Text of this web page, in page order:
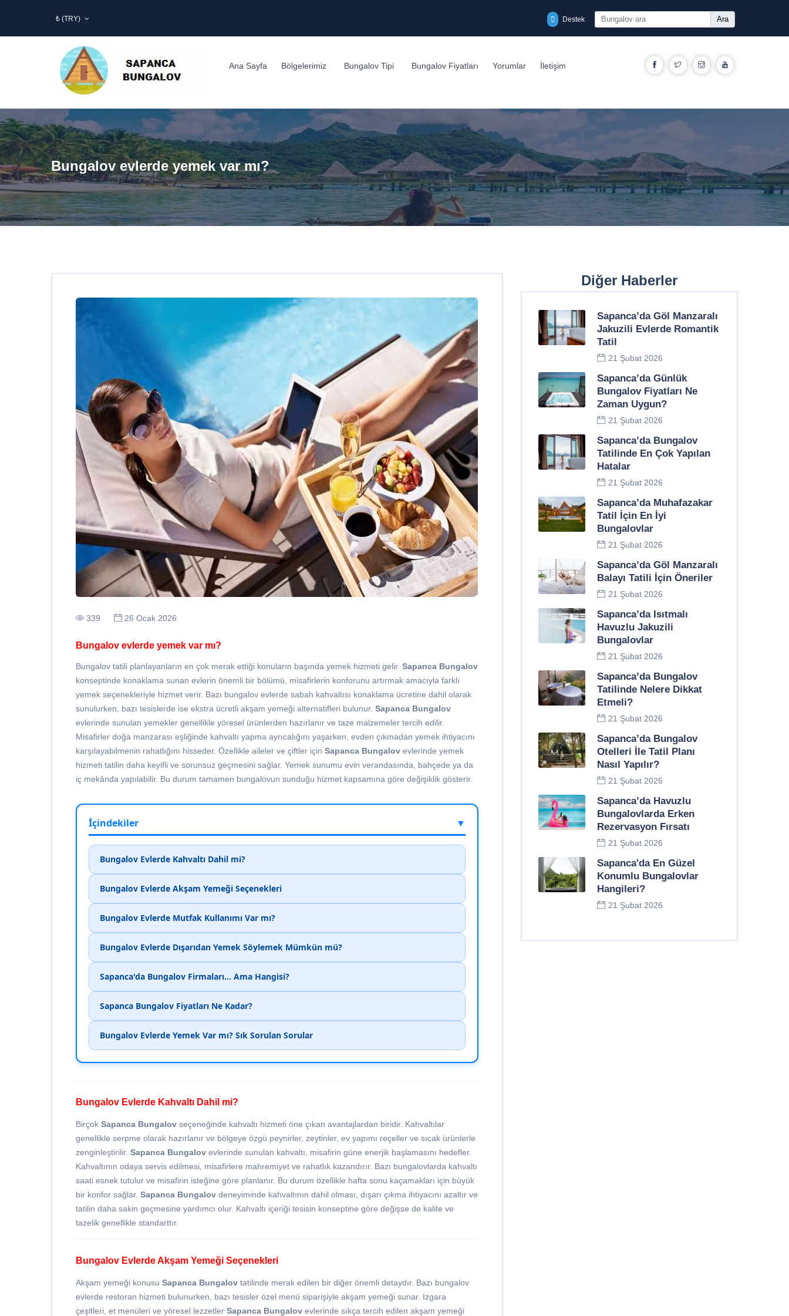
₺ (TRY) Destek Ara
Ana Sayfa Bölgelerimiz Bungalov Tipi Bungalov Fiyatları Yorumlar İletişim FacebookTwitter Instagram
Bungalov evlerde yemek var mı?
339 26 Ocak 2026
Bungalov evlerde yemek var mı?
Bungalov tatili planlayanların en çok merak ettiği konuların başında yemek hizmeti gelir. Sapanca Bungalov
konseptinde konaklama sunan evlerin önemli bir bölümü, misafirlerin konforunu artırmak amacıyla farklı
yemek seçenekleriyle hizmet verir. Bazı bungalov evlerde sabah kahvaltısı konaklama ücretine dahil olarak
sunulurken, bazı tesislerde ise ekstra ücretli akşam yemeği alternatifleri bulunur. Sapanca Bungalov
evlerinde sunulan yemekler genellikle yöresel ürünlerden hazırlanır ve taze malzemeler tercih edilir.
Misafirler doğa manzarası eşliğinde kahvaltı yapma ayrıcalığını yaşarken, evden çıkmadan yemek ihtiyacını
karşılayabilmenin rahatlığını hisseder. Özellikle aileler ve çiftler için Sapanca Bungalov evlerinde yemek
hizmeti tatilin daha keyifli ve sorunsuz geçmesini sağlar. Yemek sunumu evin verandasında, bahçede ya da
iç mekânda yapılabilir. Bu durum tamamen bungalovun sunduğu hizmet kapsamına göre değişiklik gösterir.
İçindekiler ▼
Bungalov Evlerde Kahvaltı Dahil mi?
Bungalov Evlerde Akşam Yemeği Seçenekleri
Bungalov Evlerde Mutfak Kullanımı Var mı?
Bungalov Evlerde Dışarıdan Yemek Söylemek Mümkün mü?
Sapanca'da Bungalov Firmaları… Ama Hangisi?
Sapanca Bungalov Fiyatları Ne Kadar?
Bungalov Evlerde Yemek Var mı? Sık Sorulan Sorular
Bungalov Evlerde Kahvaltı Dahil mi?
Birçok Sapanca Bungalov seçeneğinde kahvaltı hizmeti öne çıkan avantajlardan biridir. Kahvaltılar
genellikle serpme olarak hazırlanır ve bölgeye özgü peynirler, zeytinler, ev yapımı reçeller ve sıcak ürünlerle
zenginleştirilir. Sapanca Bungalov evlerinde sunulan kahvaltı, misafirin güne enerjik başlamasını hedefler.
Kahvaltının odaya servis edilmesi, misafirlere mahremiyet ve rahatlık kazandırır. Bazı bungalovlarda kahvaltı
saati esnek tutulur ve misafirin isteğine göre planlanır. Bu durum özellikle hafta sonu kaçamakları için büyük
bir konfor sağlar. Sapanca Bungalov deneyiminde kahvaltının dahil olması, dışarı çıkma ihtiyacını azaltır ve
tatilin daha sakin geçmesine yardımcı olur. Kahvaltı içeriği tesisin konseptine göre değişse de kalite ve
tazelik genellikle standarttır.
Bungalov Evlerde Akşam Yemeği Seçenekleri
Akşam yemeği konusu Sapanca Bungalov tatilinde merak edilen bir diğer önemli detaydır. Bazı bungalov
evlerde restoran hizmeti bulunurken, bazı tesisler özel menü siparişiyle akşam yemeği sunar. Izgara
çeşitleri, et menüleri ve yöresel lezzetler Sapanca Bungalov evlerinde sıkça tercih edilen akşam yemeği
Diğer Haberler
Sapanca’da Göl Manzaralı
Jakuzili Evlerde Romantik
Tatil
21 Şubat 2026
Sapanca’da Günlük
Bungalov Fiyatları Ne
Zaman Uygun?
21 Şubat 2026
Sapanca’da Bungalov
Tatilinde En Çok Yapılan
Hatalar
21 Şubat 2026
Sapanca’da Muhafazakar
Tatil İçin En İyi
Bungalovlar
21 Şubat 2026
Sapanca’da Göl Manzaralı
Balayı Tatili İçin Öneriler
21 Şubat 2026
Sapanca’da Isıtmalı
Havuzlu Jakuzili
Bungalovlar
21 Şubat 2026
Sapanca’da Bungalov
Tatilinde Nelere Dikkat
Etmeli?
21 Şubat 2026
Sapanca’da Bungalov
Otelleri İle Tatil Planı
Nasıl Yapılır?
21 Şubat 2026
Sapanca’da Havuzlu
Bungalovlarda Erken
Rezervasyon Fırsatı
21 Şubat 2026
Sapanca'da En Güzel
Konumlu Bungalovlar
Hangileri?
21 Şubat 2026